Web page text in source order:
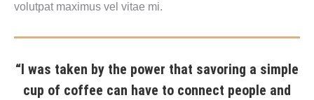
volutpat maximus vel vitae mi.
“I was taken by the power that savoring a simple
cup of coffee can have to connect people and